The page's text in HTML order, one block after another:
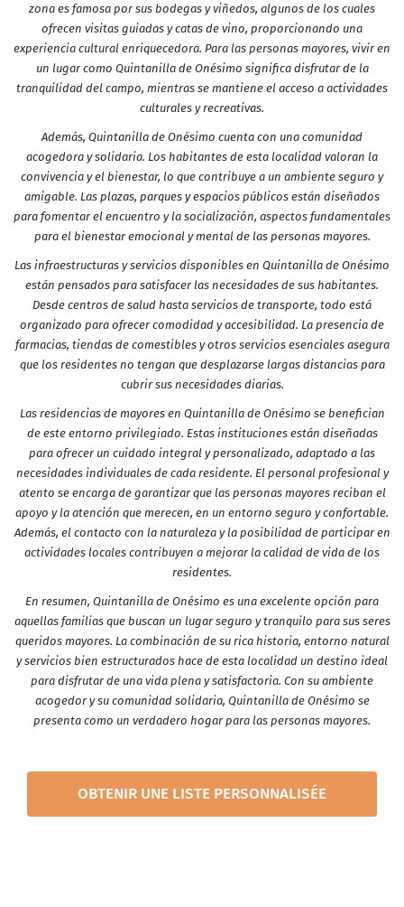
zona es famosa por sus bodegas y viñedos, algunos de los cuales
ofrecen visitas guiadas y catas de vino, proporcionando una
experiencia cultural enriquecedora. Para las personas mayores, vivir en
un lugar como Quintanilla de Onésimo significa disfrutar de la
tranquilidad del campo, mientras se mantiene el acceso a actividades
culturales y recreativas.
Además, Quintanilla de Onésimo cuenta con una comunidad
acogedora y solidaria. Los habitantes de esta localidad valoran la
convivencia y el bienestar, lo que contribuye a un ambiente seguro y
amigable. Las plazas, parques y espacios públicos están diseñados
para fomentar el encuentro y la socialización, aspectos fundamentales
para el bienestar emocional y mental de las personas mayores.
Las infraestructuras y servicios disponibles en Quintanilla de Onésimo
están pensados para satisfacer las necesidades de sus habitantes.
Desde centros de salud hasta servicios de transporte, todo está
organizado para ofrecer comodidad y accesibilidad. La presencia de
farmacias, tiendas de comestibles y otros servicios esenciales asegura
que los residentes no tengan que desplazarse largas distancias para
cubrir sus necesidades diarias.
Las residencias de mayores en Quintanilla de Onésimo se benefician
de este entorno privilegiado. Estas instituciones están diseñadas
para ofrecer un cuidado integral y personalizado, adaptado a las
necesidades individuales de cada residente. El personal profesional y
atento se encarga de garantizar que las personas mayores reciban el
apoyo y la atención que merecen, en un entorno seguro y confortable.
Además, el contacto con la naturaleza y la posibilidad de participar en
actividades locales contribuyen a mejorar la calidad de vida de los
residentes.
En resumen, Quintanilla de Onésimo es una excelente opción para
aquellas familias que buscan un lugar seguro y tranquilo para sus seres
queridos mayores. La combinación de su rica historia, entorno natural
y servicios bien estructurados hace de esta localidad un destino ideal
para disfrutar de una vida plena y satisfactoria. Con su ambiente
acogedor y su comunidad solidaria, Quintanilla de Onésimo se
presenta como un verdadero hogar para las personas mayores.
OBTENIR UNE LISTE PERSONNALISÉE